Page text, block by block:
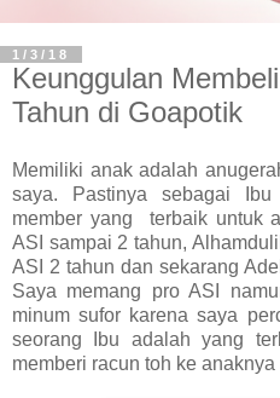
1/3/18
Keunggulan
Tahun di Goapotik
Memiliki anak adalah
saya. Pastinya sebagai
member yang terbaik untuk
ASI sampai 2 tahun,
ASI 2 tahun dan sekarang
Saya memang pro ASI
minum sufor karena saya
seorang Ibu adalah yang
memberi racun toh ke anaknya